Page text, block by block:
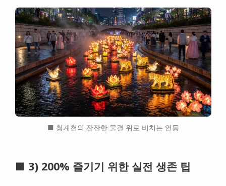
■ 청계천의 잔잔한 물결 위로 비치는 연등
■ 3) 200% 즐기기 위한 실전 생존 팁